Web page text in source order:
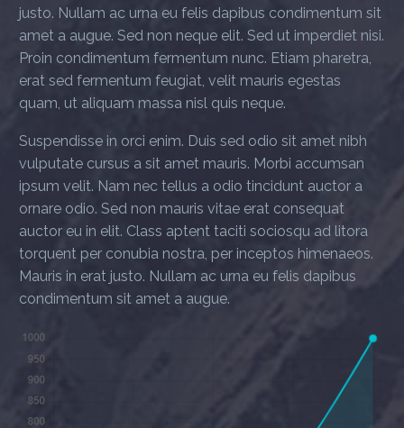
justo. Nullam ac urna eu felis dapibus condimentum sit
amet a augue. Sed non neque elit. Sed ut imperdiet nisi.
Proin condimentum fermentum nunc. Etiam pharetra,
erat sed fermentum feugiat, velit mauris egestas
quam, ut aliquam massa nisl quis neque.
Suspendisse in orci enim. Duis sed odio sit amet nibh
vulputate cursus a sit amet mauris. Morbi accumsan
ipsum velit. Nam nec tellus a odio tincidunt auctor a
ornare odio. Sed non mauris vitae erat consequat
auctor eu in elit. Class aptent taciti sociosqu ad litora
torquent per conubia nostra, per inceptos himenaeos.
Mauris in erat justo. Nullam ac urna eu felis dapibus
condimentum sit amet a augue.